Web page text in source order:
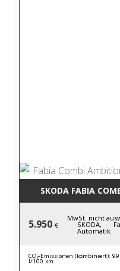
SKODA FABIA
5.950 €
MwSt. nicht
SKODA,
Automatik
CO₂-Emissionen (kombiniert):
l/100 km